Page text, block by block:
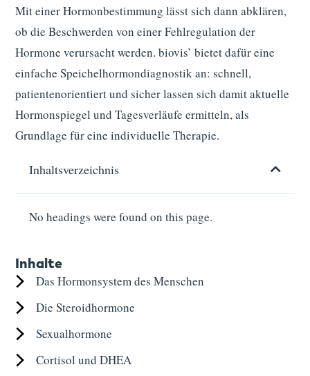
Mit einer Hormonbestimmung lässt sich dann abklären,
ob die Beschwerden von einer Fehlregulation der
Hormone verursacht werden. biovis’ bietet dafür eine
einfache Speichelhormondiagnostik an: schnell,
patientenorientiert und sicher lassen sich damit aktuelle
Hormonspiegel und Tagesverläufe ermitteln, als
Grundlage für eine individuelle Therapie.
Inhaltsverzeichnis
No headings were found on this page.
Inhalte
Das Hormonsystem des Menschen
Die Steroidhormone
Sexualhormone
Cortisol und DHEA